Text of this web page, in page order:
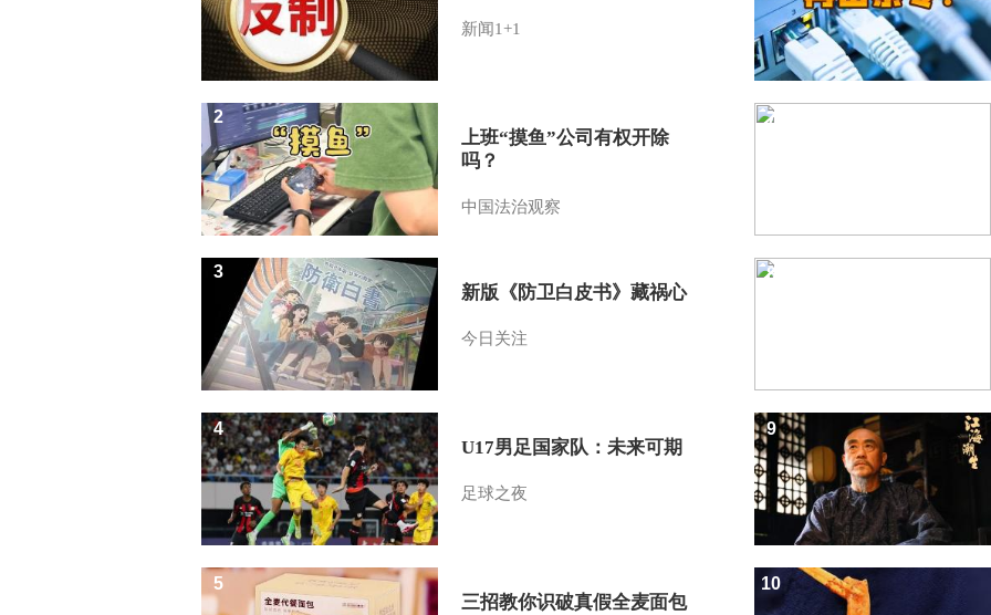
新闻1+1
上班“摸鱼”公司有权开除
吗？
中国法治观察
2
新版《防卫白皮书》藏祸心
今日关注
3
U17男足国家队：未来可期
足球之夜
4
三招教你识破真假全麦面包
5
7
8
9
10